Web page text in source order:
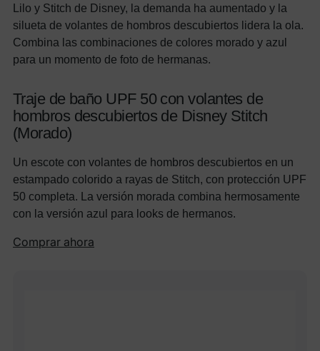
Lilo y Stitch de Disney, la demanda ha aumentado y la
silueta de volantes de hombros descubiertos lidera la ola.
Combina las combinaciones de colores morado y azul
para un momento de foto de hermanas.
Traje de baño UPF 50 con volantes de
hombros descubiertos de Disney Stitch
(Morado)
Un escote con volantes de hombros descubiertos en un
estampado colorido a rayas de Stitch, con protección UPF
50 completa. La versión morada combina hermosamente
con la versión azul para looks de hermanos.
Comprar ahora